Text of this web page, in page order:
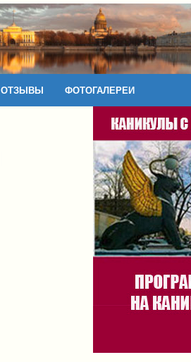
ОТЗЫВЫ ФОТОГАЛЕРЕИ